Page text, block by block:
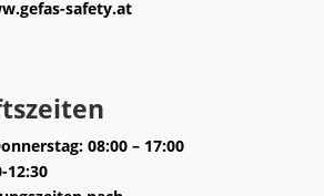
safety.at
08:00 – 17:00
12:30